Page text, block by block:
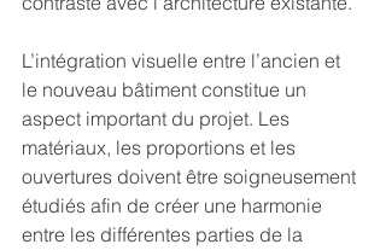
L’intégration visuelle entre l’ancien et
le nouveau bâtiment constitue un
aspect important du projet. Les
matériaux, les proportions et les
ouvertures doivent être soigneusement
étudiés afin de créer une harmonie
entre les différentes parties de la